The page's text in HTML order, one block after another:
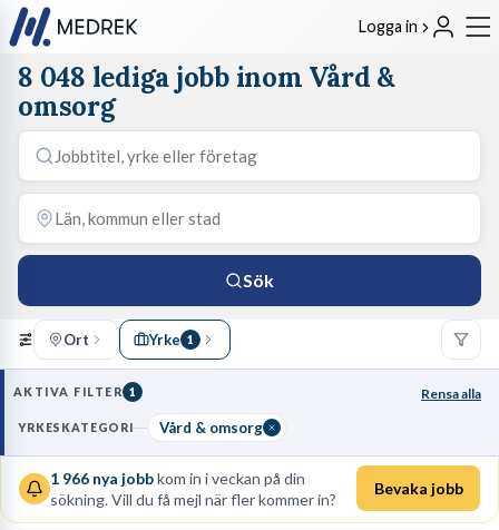
Logga in
8 048 lediga jobb inom Vård &
omsorg
Sök
Ort Yrke 1
AKTIVA FILTER 1 Rensa alla
YRKESKATEGORI Vård & omsorg
1 966 nya jobbkom in i veckan på din
sökning. Vill du få mejl när fler kommer in?
Bevaka jobb